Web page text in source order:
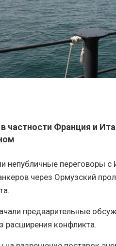
частности Франция и
непубличные переговоры
через Ормузский
предварительные
расширения конфликта.